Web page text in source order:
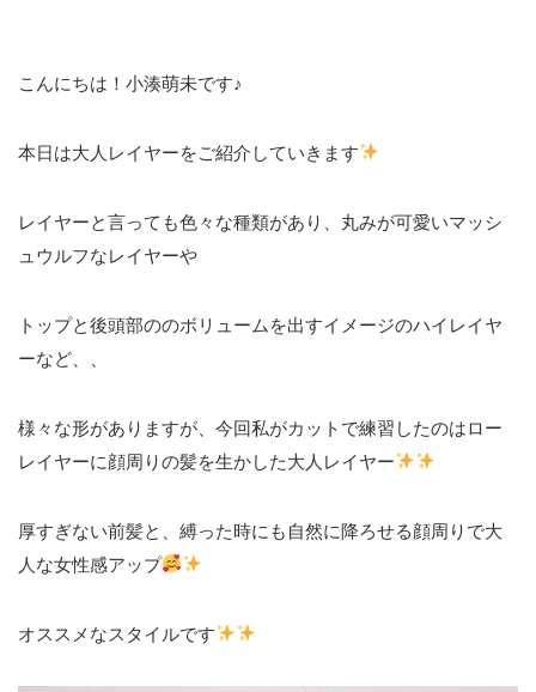
こんにちは！小湊萌未です♪
本日は大人レイヤーをご紹介していきます
レイヤーと言っても色々な種類があり、丸みが可愛いマッシ
ュウルフなレイヤーや
トップと後頭部ののボリュームを出すイメージのハイレイヤ
ーなど、、
様々な形がありますが、今回私がカットで練習したのはロー
レイヤーに顔周りの髪を生かした大人レイヤー
厚すぎない前髪と、縛った時にも自然に降ろせる顔周りで大
人な女性感アップ
オススメなスタイルです